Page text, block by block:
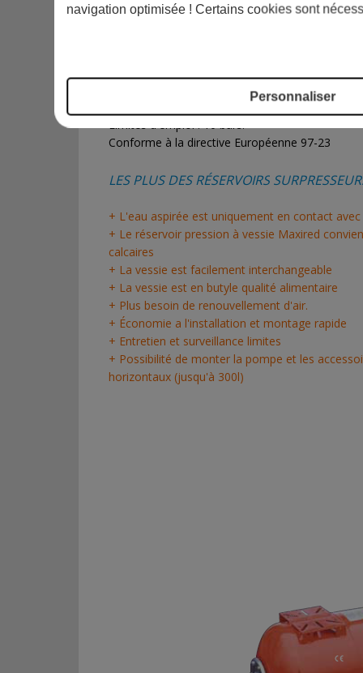
L'épaisseur et la qualité de la tôle ainsi que la
Limites d'emploi : 10 bars.
Conforme à la directive Européenne 97-23
LES PLUS DES RÉSERVOIRS
+ L'eau aspirée est uniquement en contact avec
+ Le réservoir pression à vessie Maxired
calcaires
+ La vessie est facilement interchangeable
+ La vessie est en butyle qualité alimentaire
+ Plus besoin de renouvellement d'air.
+ Économie a l'installation et montage rapide
+ Entretien et surveillance limites
+ Possibilité de monter la pompe et les
horizontaux (jusqu'à 300l)
navigation optimisée ! Certains cookies sont
Personnaliser